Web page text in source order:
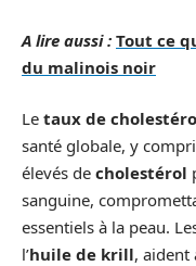
A lire aussi : Tout ce
du malinois noir
Le taux de
santé globale, y
élevés de cholestérol
sanguine,
essentiels à la peau.
l’huile de krill, aident